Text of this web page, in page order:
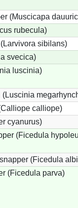
(Muscicapa
rubecula)
sibilans)
svecica)
luscinia)
calliope)
cyanurus)
(Ficedula
(Ficedula
(Ficedula parva)